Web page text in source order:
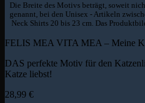
Die Breite des Motivs beträgt, soweit
genannt, bei den Unisex - Artikeln
Neck Shirts 20 bis 23 cm. Das
FELIS MEA VITA MEA – Meine
DAS perfekte Motiv für den
Katze liebst!
28,99 €